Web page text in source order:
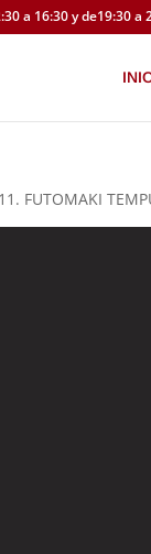
a 16:30 y de19:30 a
FUTOMAKI